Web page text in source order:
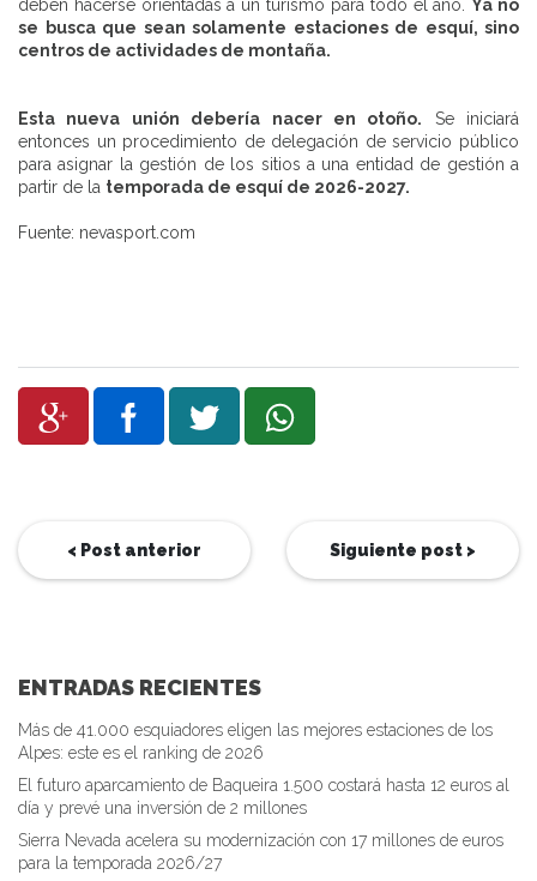
deben hacerse orientadas a un turismo para todo el año. Ya no
se busca que sean solamente estaciones de esquí, sino
centros de actividades de montaña.
Esta nueva unión debería nacer en otoño. Se iniciará
entonces un procedimiento de delegación de servicio público
para asignar la gestión de los sitios a una entidad de gestión a
partir de la temporada de esquí de 2026-2027.
Fuente: nevasport.com
< Post anterior Siguiente post >
ENTRADAS RECIENTES
Más de 41.000 esquiadores eligen las mejores estaciones de los
Alpes: este es el ranking de 2026
El futuro aparcamiento de Baqueira 1.500 costará hasta 12 euros al
día y prevé una inversión de 2 millones
Sierra Nevada acelera su modernización con 17 millones de euros
para la temporada 2026/27